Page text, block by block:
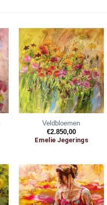
Veldbloemen
€2.850,00
Emelie Jegerings